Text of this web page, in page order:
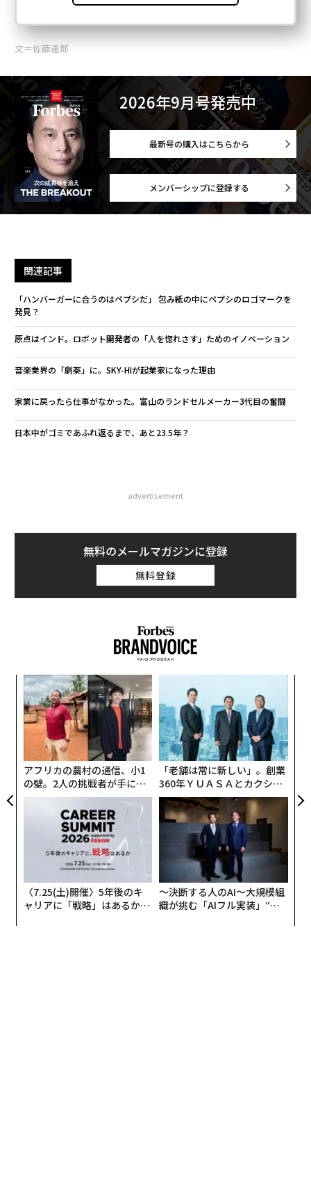
文＝佐藤達郎
2026年9月号発売中
最新号の購入はこちらから
メンバーシップに登録する
関連記事
「ハンバーガーに合うのはペプシだ」 包み紙の中にペプシのロゴマークを
発見？
原点はインド。ロボット開発者の「人を惚れさす」ためのイノベーション
音楽業界の「劇薬」に。SKY-HIが起業家になった理由
家業に戻ったら仕事がなかった。富山のランドセルメーカー3代目の奮闘
日本中がゴミであふれ返るまで、あと23.5年？
advertisement
無料のメールマガジンに登録
無料登録
アフリカの農村の通信、小1
の壁。2人の挑戦者が手にし
た「次なる武器」
「老舗は常に新しい」。創業
360年ＹＵＡＳＡとカクシン
CEO田尻望が語る、AIを超え
る人の価値
〈7.25(土)開催〉5年後のキ
ャリアに「戦略」はあるか。
〜決断する人のAI〜大規模組
織が挑む「AIフル実装」“使